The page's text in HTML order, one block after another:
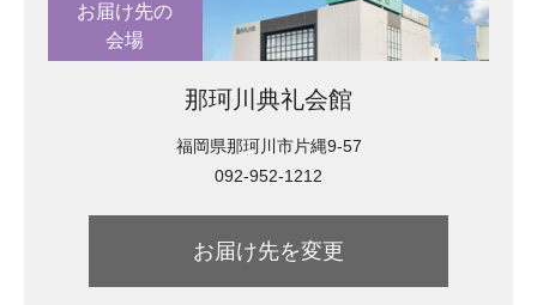
お届け先の
会場
那珂川典礼会館
福岡県那珂川市片縄9-57
092-952-1212
お届け先を変更